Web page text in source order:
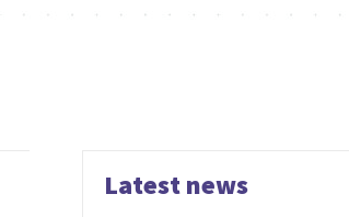
Latest news